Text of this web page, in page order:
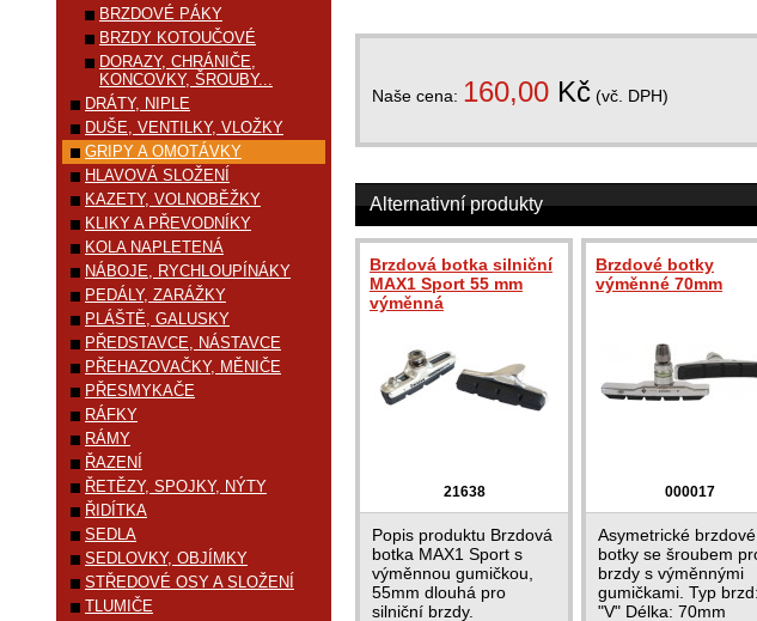
Naše cena: 160,00 Kč (vč. DPH)
Alternativní produkty
Brzdová botka silniční
MAX1 Sport 55 mm
výměnná
21638
Popis produktu Brzdová
botka MAX1 Sport s
výměnnou gumičkou,
55mm dlouhá pro
silniční brzdy.
Brzdové botky
výměnné 70mm
000017
Asymetrické brzdové
botky se šroubem
brzdy s výměnnými
gumičkami. Typ brzd:
"V" Délka: 70mm
BRZDOVÉ PÁKY
BRZDY KOTOUČOVÉ
DORAZY, CHRÁNIČE,
KONCOVKY, ŠROUBY...
DRÁTY, NIPLE
DUŠE, VENTILKY, VLOŽKY
GRIPY A OMOTÁVKY
HLAVOVÁ SLOŽENÍ
KAZETY, VOLNOBĚŽKY
KLIKY A PŘEVODNÍKY
KOLA NAPLETENÁ
NÁBOJE, RYCHLOUPÍNÁKY
PEDÁLY, ZARÁŽKY
PLÁŠTĚ, GALUSKY
PŘEDSTAVCE, NÁSTAVCE
PŘEHAZOVAČKY, MĚNIČE
PŘESMYKAČE
RÁFKY
RÁMY
ŘAZENÍ
ŘETĚZY, SPOJKY, NÝTY
ŘIDÍTKA
SEDLA
SEDLOVKY, OBJÍMKY
STŘEDOVÉ OSY A SLOŽENÍ
TLUMIČE